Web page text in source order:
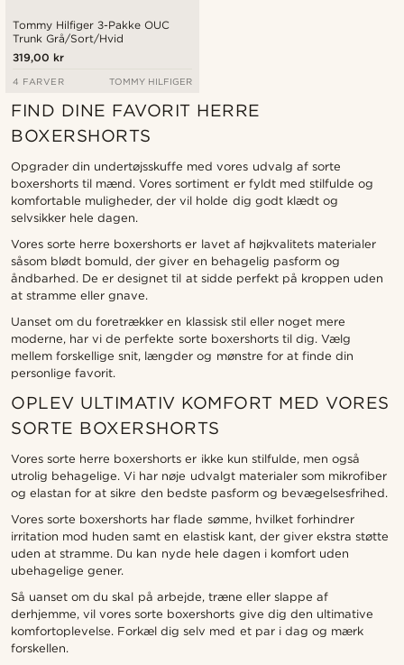
Tommy Hilfiger 3-Pakke OUC
Trunk Grå/Sort/Hvid
319,00 kr
4 FARVER TOMMY HILFIGER
FIND DINE FAVORIT HERRE
BOXERSHORTS
Opgrader din undertøjsskuffe med vores udvalg af sorte
boxershorts til mænd. Vores sortiment er fyldt med stilfulde og
komfortable muligheder, der vil holde dig godt klædt og
selvsikker hele dagen.
Vores sorte herre boxershorts er lavet af højkvalitets materialer
såsom blødt bomuld, der giver en behagelig pasform og
åndbarhed. De er designet til at sidde perfekt på kroppen uden
at stramme eller gnave.
Uanset om du foretrækker en klassisk stil eller noget mere
moderne, har vi de perfekte sorte boxershorts til dig. Vælg
mellem forskellige snit, længder og mønstre for at finde din
personlige favorit.
OPLEV ULTIMATIV KOMFORT MED VORES
SORTE BOXERSHORTS
Vores sorte herre boxershorts er ikke kun stilfulde, men også
utrolig behagelige. Vi har nøje udvalgt materialer som mikrofiber
og elastan for at sikre den bedste pasform og bevægelsesfrihed.
Vores sorte boxershorts har flade sømme, hvilket forhindrer
irritation mod huden samt en elastisk kant, der giver ekstra støtte
uden at stramme. Du kan nyde hele dagen i komfort uden
ubehagelige gener.
Så uanset om du skal på arbejde, træne eller slappe af
derhjemme, vil vores sorte boxershorts give dig den ultimative
komfortoplevelse. Forkæl dig selv med et par i dag og mærk
forskellen.